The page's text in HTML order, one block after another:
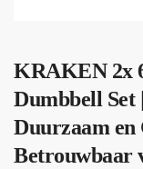
KRAKEN 2x
Dumbbell Set
Duurzaam en
Betrouwbaar